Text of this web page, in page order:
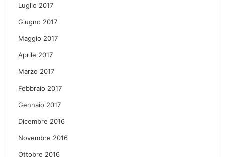
Luglio 2017
Giugno 2017
Maggio 2017
Aprile 2017
Marzo 2017
Febbraio 2017
Gennaio 2017
Dicembre 2016
Novembre 2016
Ottobre 2016